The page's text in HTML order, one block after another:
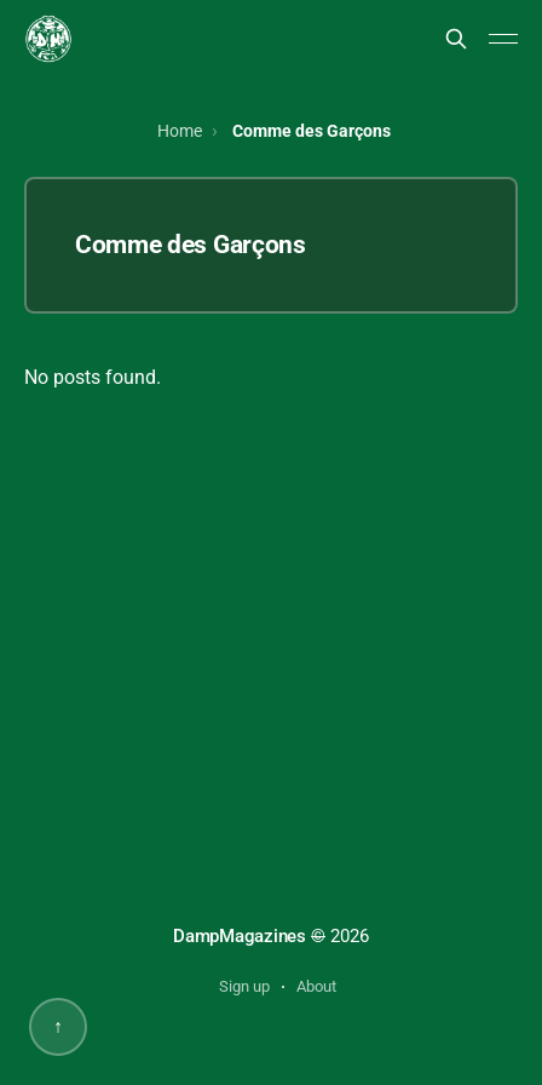
Home Comme des Garçons
Comme des Garçons
No posts found.
DampMagazines © 2026
Sign up About
↑